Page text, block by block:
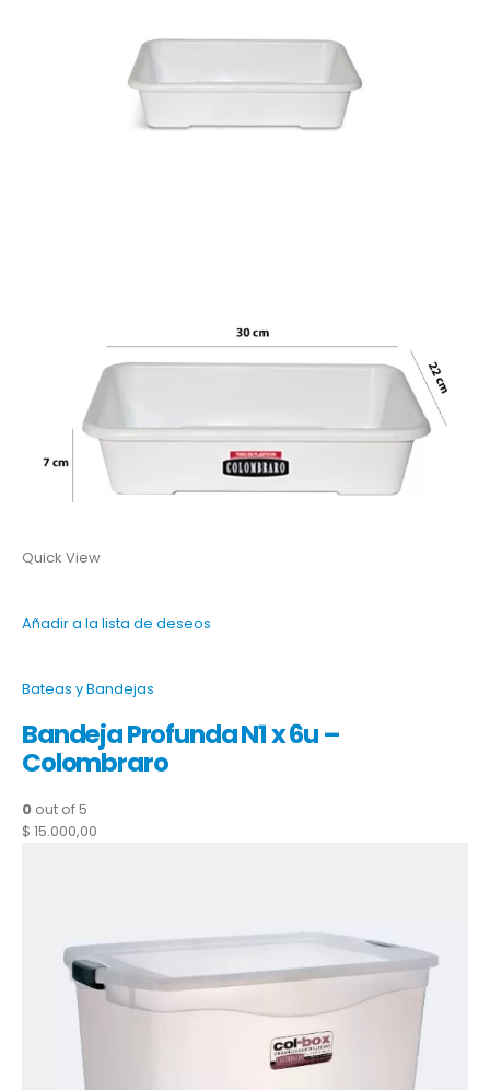
Quick View
Añadir a la lista de deseos
Bateas y Bandejas
Bandeja Profunda N1 x 6u –
Colombraro
0 out of 5
$ 15.000,00